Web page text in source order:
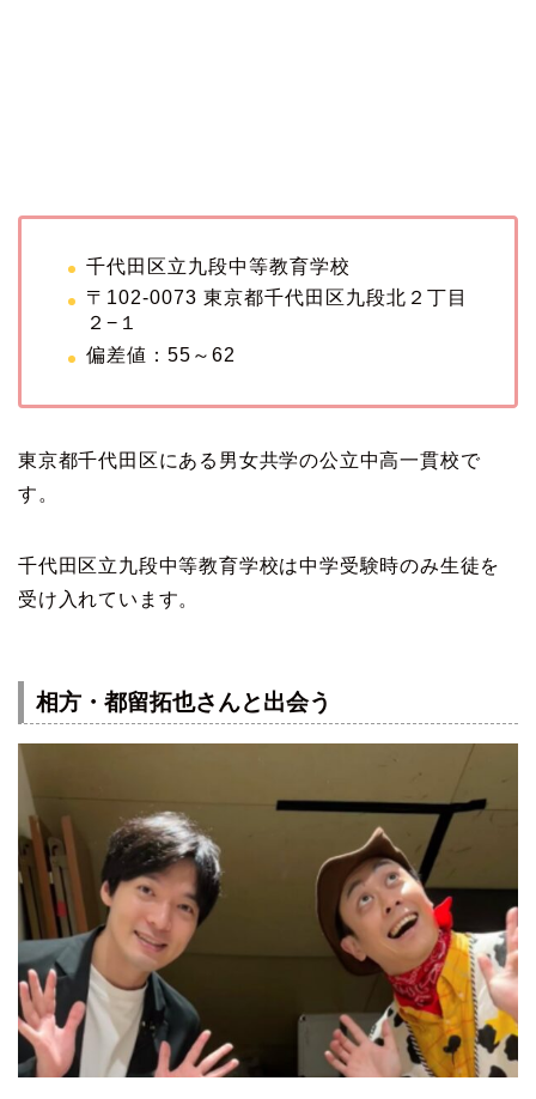
千代田区立九段中等教育学校
〒102-0073 東京都千代田区九段北２丁目
２−１
偏差値：55～62
東京都千代田区にある男女共学の公立中高一貫校で
す。
千代田区立九段中等教育学校は中学受験時のみ生徒を
受け入れています。
相方・都留拓也さんと出会う